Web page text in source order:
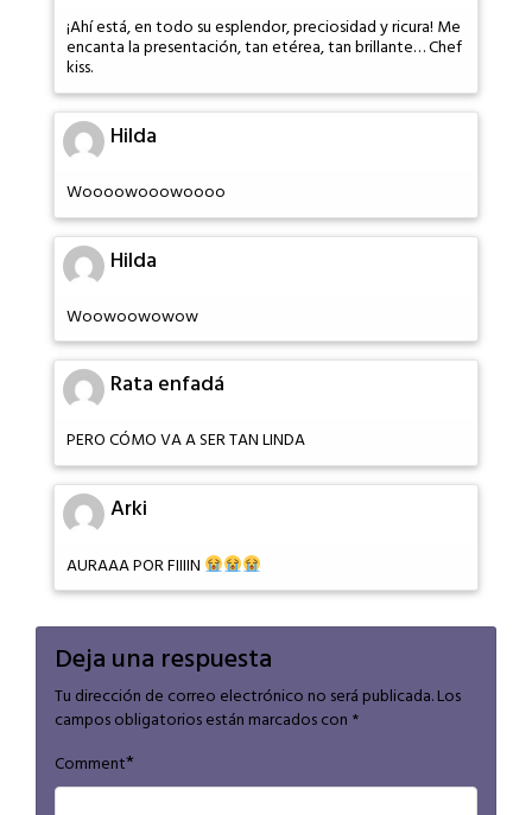
¡Ahí está, en todo su esplendor, preciosidad y ricura! Me
encanta la presentación, tan etérea, tan brillante… Chef
kiss.
Hilda
Woooowooowoooo
Hilda
Woowoowowow
Rata enfadá
PERO CÓMO VA A SER TAN LINDA
Arki
AURAAA POR FIIIIN
Deja una respuesta
Tu dirección de correo electrónico no será publicada.Los
campos obligatorios están marcados con *
Comment*